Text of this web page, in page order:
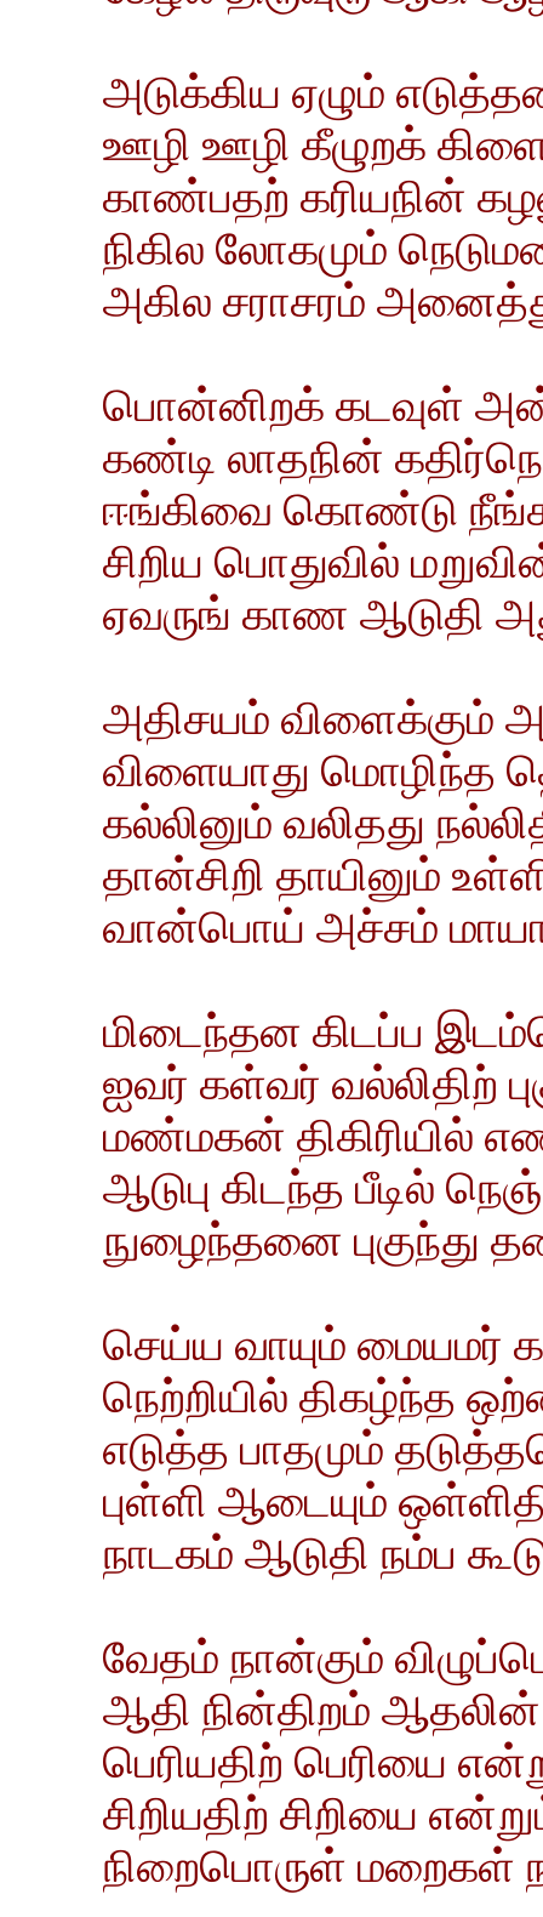
அடுக்கிய ஏழும்
ஊழி ஊழி கீழுறக்
காண்பதற் கரியநின்
நிகில லோகமும்
அகில சராசரம்
பொன்னிறக் கடவுள்
கண்டி லாதநின்
ஈங்கிவை கொண்டு
சிறிய பொதுவில்
ஏவருங் காண ஆடுதி
அதிசயம் விளைக்கும்
விளையாது மொழிந்த
கல்லினும் வலிதது
தான்சிறி தாயினும்
வான்பொய் அச்சம்
மிடைந்தன கிடப்ப
ஐவர் கள்வர் வல்லிதிற்
மண்மகன் திகிரியில்
ஆடுபு கிடந்த பீடில்
நுழைந்தனை புகுந்து
செய்ய வாயும் மையமர்
நெற்றியில் திகழ்ந்த
எடுத்த பாதமும்
புள்ளி ஆடையும்
நாடகம் ஆடுதி நம்ப
வேதம் நான்கும்
ஆதி நின்திறம்
பெரியதிற் பெரியை
சிறியதிற் சிறியை
நிறைபொருள் மறைகள்